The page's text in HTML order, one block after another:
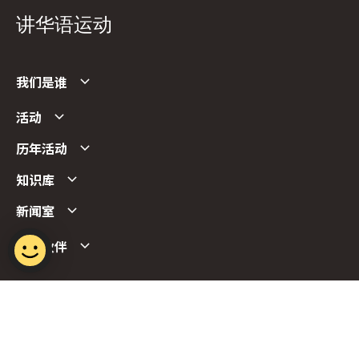
讲华语运动
我们是谁
活动
历年活动
知识库
新闻室
合作伙伴